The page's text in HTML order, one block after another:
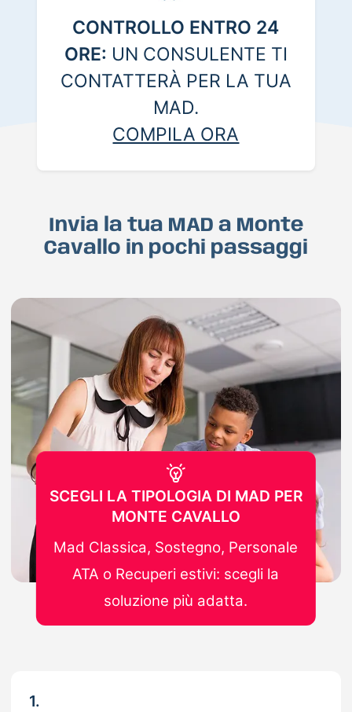
CONTROLLO ENTRO 24
ORE: UN CONSULENTE TI
CONTATTERÀ PER LA TUA
MAD.
COMPILA ORA
Invia la tua MAD a Monte
Cavallo in pochi passaggi
1.
SCEGLI LA TIPOLOGIA DI MAD PER
MONTE CAVALLO
Mad Classica, Sostegno, Personale
ATA o Recuperi estivi: scegli la
soluzione più adatta.